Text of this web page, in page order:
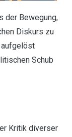
der Bewegung,
Diskurs zu
aufgelöst
Schub
Kritik diverser